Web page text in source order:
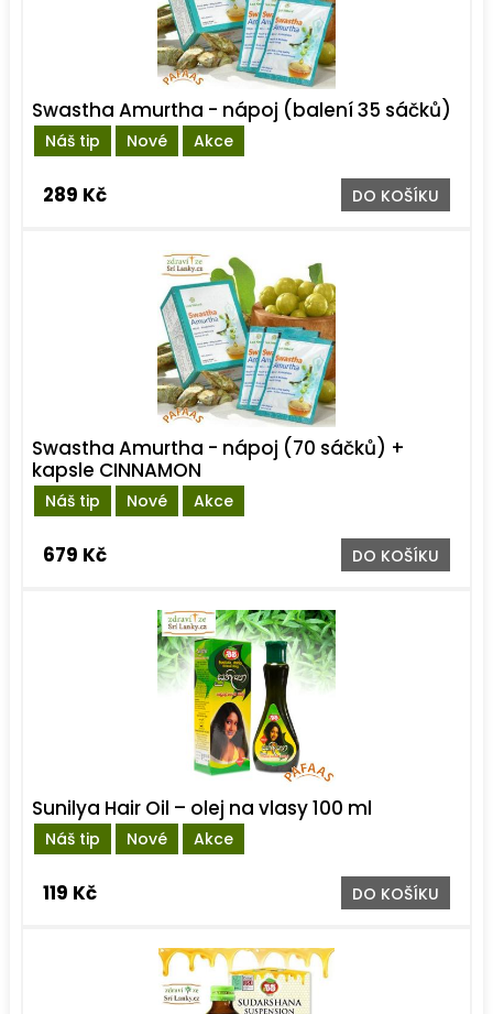
Náš tip Nové Akce
Swastha Amurtha - nápoj (balení 35 sáčků)
289 Kč DO KOŠÍKU
Náš tip Nové Akce
Swastha Amurtha - nápoj (70 sáčků) +
kapsle CINNAMON
679 Kč DO KOŠÍKU
Náš tip Nové Akce
Sunilya Hair Oil – olej na vlasy 100 ml
119 Kč DO KOŠÍKU